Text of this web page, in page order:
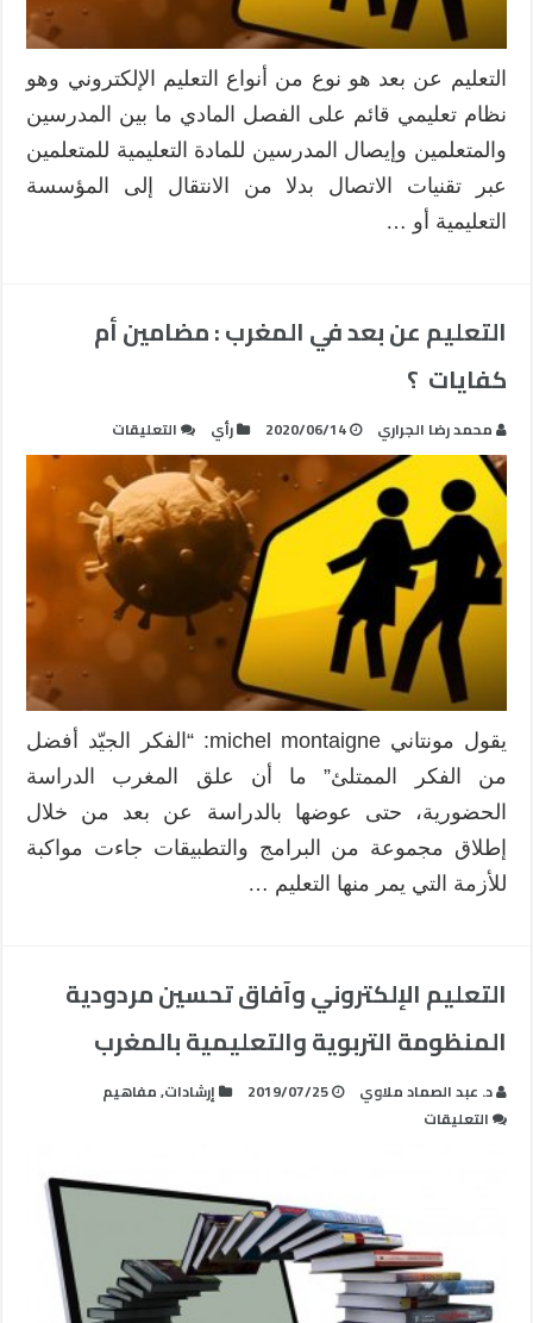
التعليم عن بعد هو نوع من أنواع التعليم الإلكتروني وهو
نظام تعليمي قائم على الفصل المادي ما بين المدرسين
والمتعلمين وإيصال المدرسين للمادة التعليمية للمتعلمين
عبر تقنيات الاتصال بدلا من الانتقال إلى المؤسسة
التعليمية أو …
التعليم عن بعد في المغرب : مضامين أم
كفايات ؟
محمد رضا الجراري 2020/06/14 رأي التعليقات
التعليم
عن
بعد
في
المغرب
:
مضامين
كفايات
مغلقة
يقول مونتاني michel montaigne: “الفكر الجيّد أفضل
من الفكر الممتلئ” ما أن علق المغرب الدراسة
الحضورية، حتى عوضها بالدراسة عن بعد من خلال
إطلاق مجموعة من البرامج والتطبيقات جاءت مواكبة
للأزمة التي يمر منها التعليم …
التعليم الإلكتروني وآفاق تحسين مردودية
المنظومة التربوية والتعليمية بالمغرب
د. عبد الصماد ملاوي 2019/07/25 إرشادات,مفاهيم
التعليقات
تحسين
مردودية
المنظومة
التربوية